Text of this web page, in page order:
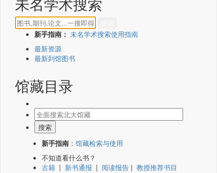
新手指南： 未名学术搜索使用指南
最新资源
最新到馆图书
馆藏目录
新手指南 ： 馆藏检索与使用
不知道看什么书？
古籍 | 新书通报 | 阅读报告 | 教授推荐书目